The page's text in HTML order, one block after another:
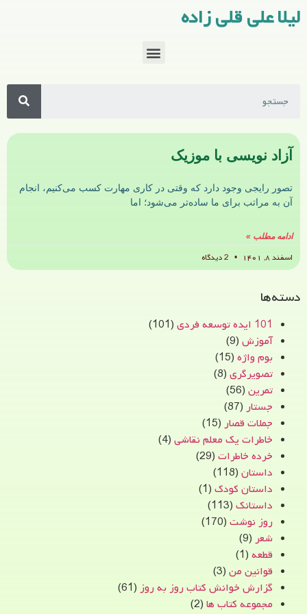
لیلا علی قلی زاده
آزاد نویسی با موزیک
تصور رایجی وجود دارد که وقتی در کاری مهارت کسب می‌کنیم، انجام
آن به مراتب برای ما ساده‌تر می‌شود؛ اما
ادامه مطلب »
اسفند ۸, ۱۴۰۱
دسته‌ها
101 ایده توسعه فردی
(101)
آموزش (9)
بوم واژه (15)
تصویرگری (8)
تمرین (56)
جستار (87)
جملات قصار (15)
خاطرات یک معلم نقاشی (4)
خرده خاطرات (29)
داستان (118)
داستان کودک (1)
داستانک (113)
روز نوشت (170)
شعر (9)
قطعه (1)
قوانین من (3)
گزارش خوانش کتاب روز به روز (61)
مجموعه کتاب ها (2)